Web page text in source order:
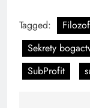
Tagged:
Sekrety
SubProfit